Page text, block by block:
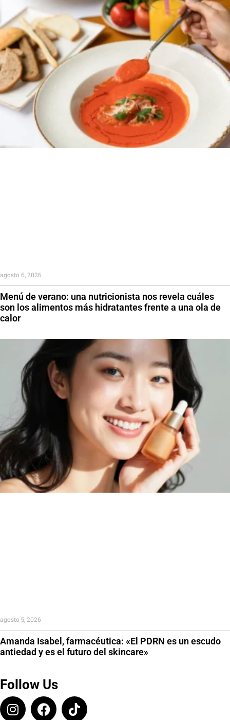
Menú de verano: una nutricionista nos revela cuáles
son los alimentos más hidratantes frente a una ola de
calor
agosto 6, 2026
Amanda Isabel, farmacéutica: «El PDRN es un escudo
antiedad y es el futuro del skincare»
agosto 5, 2026
Follow Us